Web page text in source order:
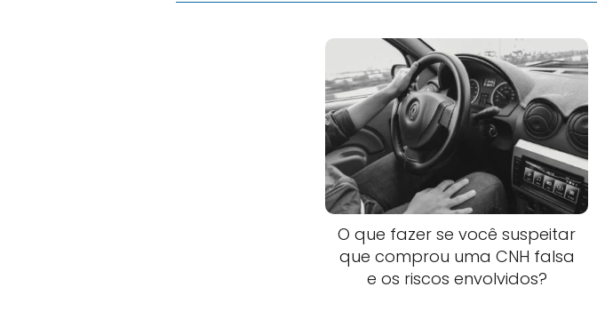
O que fazer se você suspeitar
que comprou uma CNH falsa
e os riscos envolvidos?